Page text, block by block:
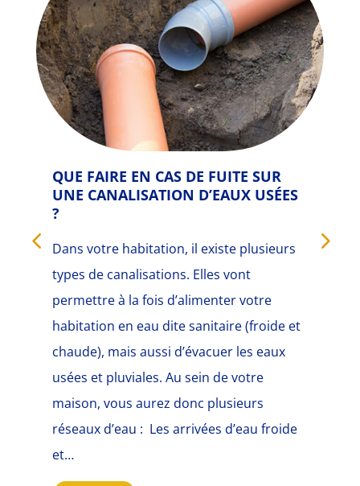
QUE FAIRE EN CAS DE FUITE SUR
UNE CANALISATION D’EAUX USÉES
?
Dans votre habitation, il existe plusieurs
types de canalisations. Elles vont
permettre à la fois d’alimenter votre
habitation en eau dite sanitaire (froide et
chaude), mais aussi d’évacuer les eaux
usées et pluviales. Au sein de votre
maison, vous aurez donc plusieurs
réseaux d’eau : Les arrivées d’eau froide
et…